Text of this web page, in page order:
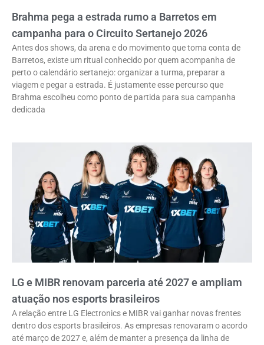
Brahma pega a estrada rumo a Barretos em
campanha para o Circuito Sertanejo 2026
Antes dos shows, da arena e do movimento que toma conta de
Barretos, existe um ritual conhecido por quem acompanha de
perto o calendário sertanejo: organizar a turma, preparar a
viagem e pegar a estrada. É justamente esse percurso que
Brahma escolheu como ponto de partida para sua campanha
dedicada
LG e MIBR renovam parceria até 2027 e ampliam
atuação nos esports brasileiros
A relação entre LG Electronics e MIBR vai ganhar novas frentes
dentro dos esports brasileiros. As empresas renovaram o acordo
até março de 2027 e, além de manter a presença da linha de